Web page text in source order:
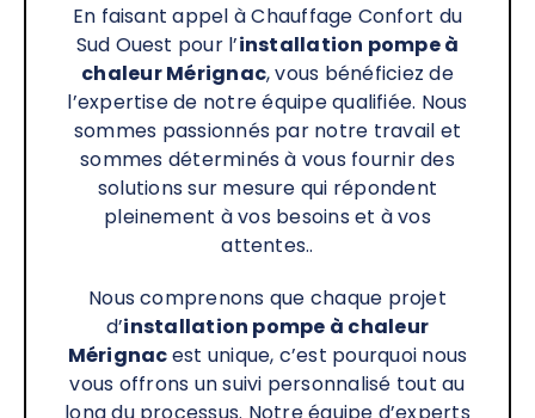
En faisant appel à Chauffage Confort du
Sud Ouest pour l’installation pompe à
chaleur Mérignac, vous bénéficiez de
l’expertise de notre équipe qualifiée. Nous
sommes passionnés par notre travail et
sommes déterminés à vous fournir des
solutions sur mesure qui répondent
pleinement à vos besoins et à vos
attentes..
Nous comprenons que chaque projet
d’installation pompe à chaleur
Mérignacest unique, c’est pourquoi nous
vous offrons un suivi personnalisé tout au
long du processus. Notre équipe d’experts